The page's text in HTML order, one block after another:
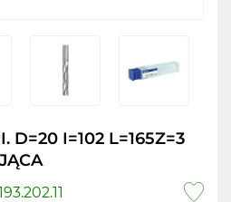
D=20 I=102 L=165Z=3